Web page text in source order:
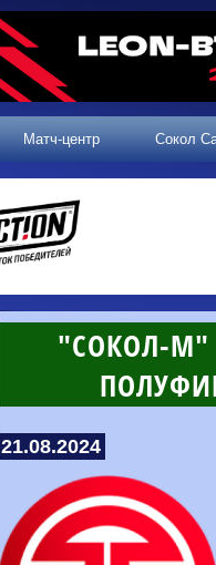
Матч-центр Сокол
"СОКОЛ-М"
21.08.2024